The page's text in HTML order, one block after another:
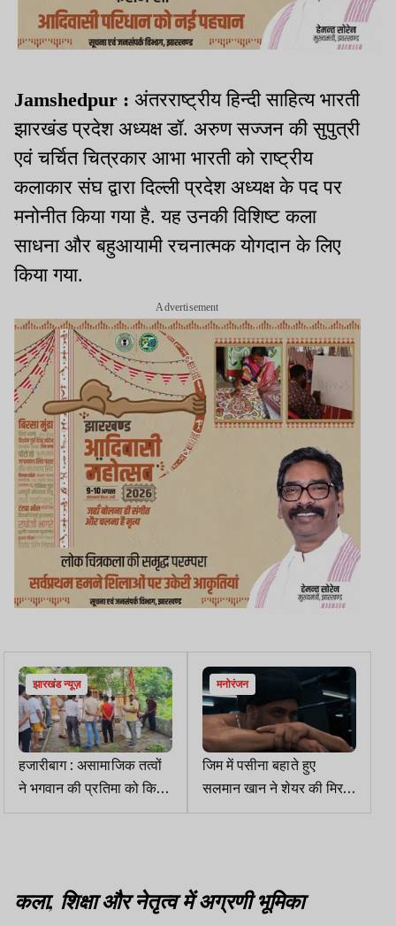
Jamshedpur : अंतरराष्ट्रीय हिन्दी साहित्य भारती
झारखंड प्रदेश अध्यक्ष डॉ. अरुण सज्जन की सुपुत्री
एवं चर्चित चित्रकार आभा भारती को राष्ट्रीय
कलाकार संघ द्वारा दिल्ली प्रदेश अध्यक्ष के पद पर
मनोनीत किया गया है. यह उनकी विशिष्ट कला
साधना और बहुआयामी रचनात्मक योगदान के लिए
किया गया.
Advertisement
झारखंड न्यूज़
हजारीबाग : असामाजिक तत्वों
ने भगवान की प्रतिमा को किया
खंडित, तनावपूर्ण माहौल
मनोरंजन
जिम में पसीना बहाते हुए
सलमान खान ने शेयर की मिरर
फोटो,लिखा- वो ही काम आएगा
कला, शिक्षा और नेतृत्व में अग्रणी भूमिका